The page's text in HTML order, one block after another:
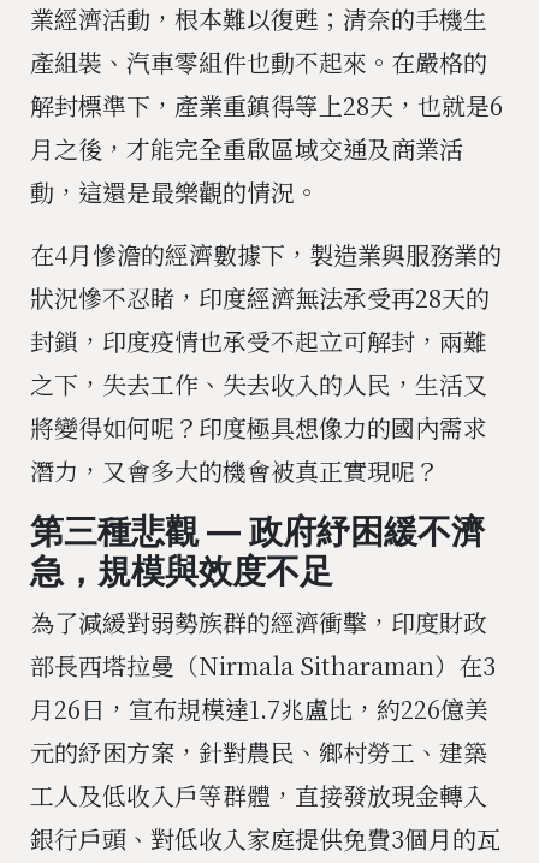
業經濟活動，根本難以復甦；清奈的手機生
產組裝、汽車零組件也動不起來。在嚴格的
解封標準下，產業重鎮得等上28天，也就是6
月之後，才能完全重啟區域交通及商業活
動，這還是最樂觀的情況。
在4月慘澹的經濟數據下，製造業與服務業的
狀況慘不忍睹，印度經濟無法承受再28天的
封鎖，印度疫情也承受不起立可解封，兩難
之下，失去工作、失去收入的人民，生活又
將變得如何呢？印度極具想像力的國內需求
潛力，又會多大的機會被真正實現呢？
第三種悲觀 — 政府紓困緩不濟
急，規模與效度不足
為了減緩對弱勢族群的經濟衝擊，印度財政
部長西塔拉曼（Nirmala Sitharaman）在3
月26日，宣布規模達1.7兆盧比，約226億美
元的紓困方案，針對農民、鄉村勞工、建築
工人及低收入戶等群體，直接發放現金轉入
銀行戶頭、對低收入家庭提供免費3個月的瓦